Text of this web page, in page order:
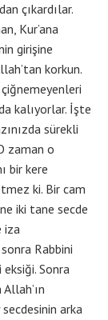
çıkardılar.
Kur’ana
girişine
korkun.
kalıyorlar. İşte
sürekli
zaman o
bir kere
ki. Bir cam
iki tane secde
iza
Rabbini
Sonra
arka